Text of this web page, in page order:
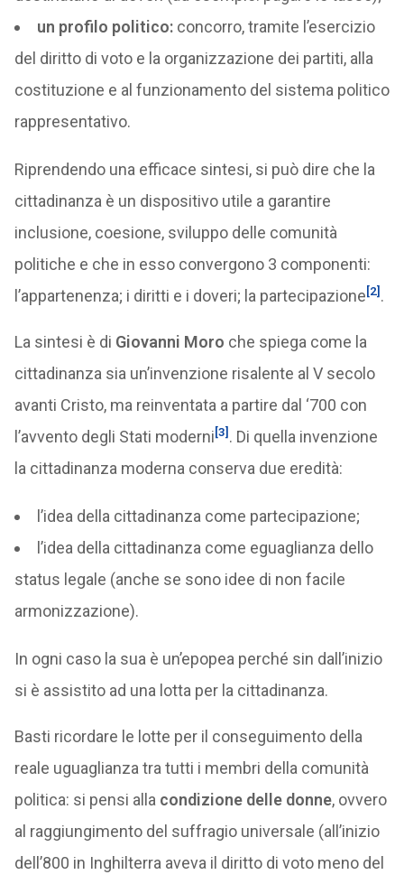
un profilo politico:concorro, tramite l’esercizio
del diritto di voto e la organizzazione dei partiti, alla
costituzione e al funzionamento del sistema politico
rappresentativo.
Riprendendo una efficace sintesi, si può dire che la
cittadinanza è un dispositivo utile a garantire
inclusione, coesione, sviluppo delle comunità
politiche e che in esso convergono 3 componenti:
l’appartenenza; i diritti e i doveri; la partecipazione[2] .
La sintesi è di Giovanni Moro che spiega come la
cittadinanza sia un’invenzione risalente al V secolo
avanti Cristo, ma reinventata a partire dal ‘700 con
l’avvento degli Stati moderni[3] . Di quella invenzione
la cittadinanza moderna conserva due eredità:
l’idea della cittadinanza come partecipazione;
l’idea della cittadinanza come eguaglianza dello
status legale (anche se sono idee di non facile
armonizzazione).
In ogni caso la sua è un’epopea perché sin dall’inizio
si è assistito ad una lotta per la cittadinanza.
Basti ricordare le lotte per il conseguimento della
reale uguaglianza tra tutti i membri della comunità
politica: si pensi alla condizione delle donne, ovvero
al raggiungimento del suffragio universale (all’inizio
dell’800 in Inghilterra aveva il diritto di voto meno del